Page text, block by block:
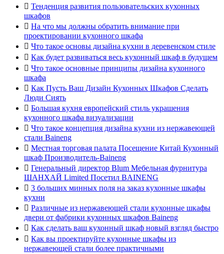
 Тенденция развития пользовательских кухонных
шкафов
 На что мы должны обратить внимание при
проектировании кухонного шкафа
 Что такое основы дизайна кухни в деревенском стиле
 Как будет развиваться весь кухонный шкаф в будущем
 Что такое основные принципы дизайна кухонного
шкафа
 Как Пусть Ваш Дизайн Кухонных Шкафов Сделать
Люди Сиять
 Большая кухня европейский стиль украшения
кухонного шкафа визуализации
 Что такое концепция дизайна кухни из нержавеющей
стали Baineng
 Местная торговая палата Посещение Китай Кухонный
шкаф Производитель-Baineng
 Генеральный директор Blum Мебельная фурнитура
ШАНХАЙ Limited Посетил BAINENG
 3 больших минных поля на заказ кухонные шкафы
кухни
 Различные из нержавеющей стали кухонные шкафы
двери от фабрики кухонных шкафов Baineng
 Как сделать ваш кухонный шкаф новый взгляд быстро
 Как вы проектируйте кухонные шкафы из
нержавеющей стали более практичными